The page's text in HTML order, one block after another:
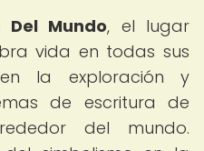
Del Mundo, el lugar
vida en todas sus
la exploración y
de escritura de
del mundo.